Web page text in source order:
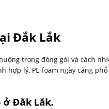
Đắk Lắk
trong đóng gói và cách
hợp lý, PE foam ngày càng
ở Đắk Lắk.